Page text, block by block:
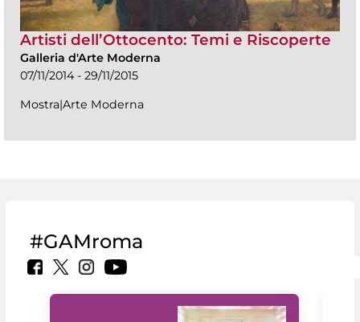
Artisti dell’Ottocento: Temi e Riscoperte
Galleria d'Arte Moderna
07/11/2014 - 29/11/2015
Mostra|Arte Moderna
#GAMroma